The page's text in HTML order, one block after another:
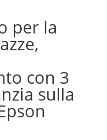
per la
con 3
sulla